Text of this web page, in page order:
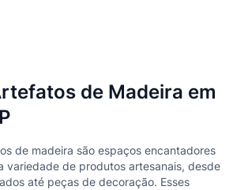
de Madeira em
de madeira são espaços encantadores
variedade de produtos artesanais, desde
até peças de decoração. Esses